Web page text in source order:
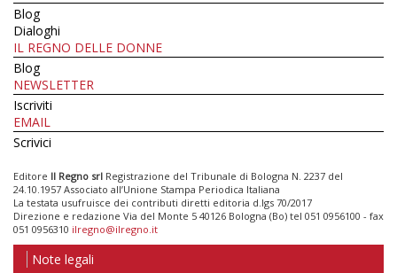
Blog
Dialoghi
IL REGNO DELLE DONNE
Blog
NEWSLETTER
Iscriviti
EMAIL
Scrivici
Editore Il Regno srl Registrazione del Tribunale di Bologna N. 2237 del
24.10.1957 Associato all’Unione Stampa Periodica Italiana
La testata usufruisce dei contributi diretti editoria d.lgs 70/2017
Direzione e redazione Via del Monte 5 40126 Bologna (Bo) tel 051 0956100 - fax
051 0956310 ilregno@ilregno.it
Note legali